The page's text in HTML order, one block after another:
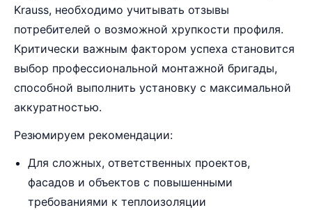
Krauss, необходимо учитывать отзывы
потребителей о возможной хрупкости профиля.
Критически важным фактором успеха становится
выбор профессиональной монтажной бригады,
способной выполнить установку с максимальной
аккуратностью.
Резюмируем рекомендации:
Для сложных, ответственных проектов,
фасадов и объектов с повышенными
требованиями к теплоизоляции